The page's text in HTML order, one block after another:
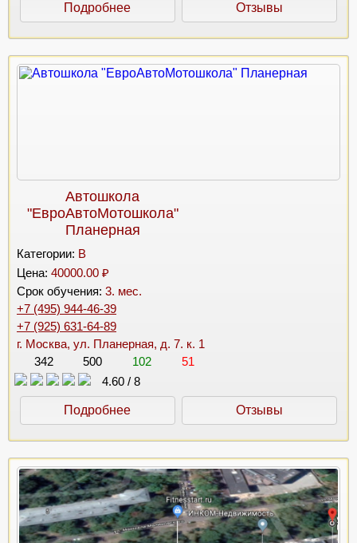
Подробнее Отзывы
Автошкола
"ЕвроАвтоМотошкола"
Планерная
Категории: B
Цена: 40000.00 ₽
Срок обучения: 3. мес.
+7 (495) 944-46-39
+7 (925) 631-64-89
г. Москва, ул. Планерная, д. 7. к. 1
342
500 102
51
4.60 / 8
Подробнее Отзывы